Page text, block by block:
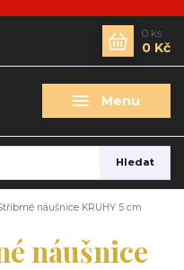
Menu
Hledat
0 ks
0 Kč
náušnice KRUHY 5 cm
náušnice